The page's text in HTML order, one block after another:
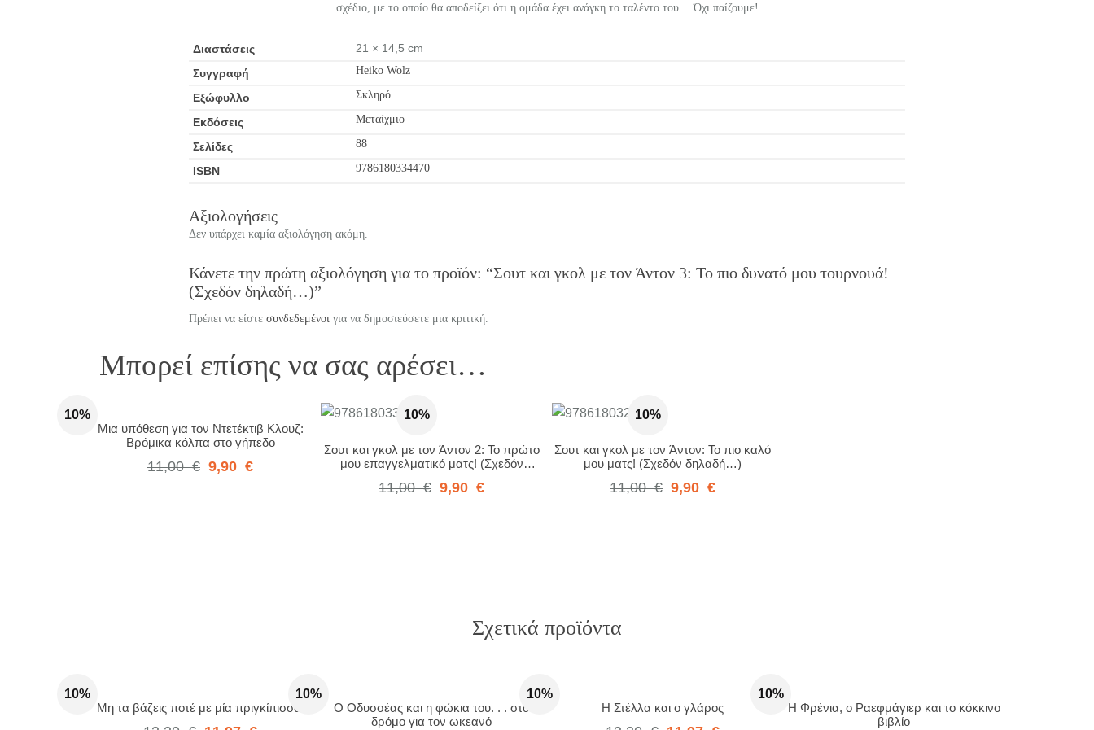
σχέδιο, με το οποίο θα αποδείξει ότι η ομάδα έχει ανάγκη το ταλέντο του… Όχι παίζουμε!
Διαστάσεις
21 × 14,5 cm
Συγγραφή
Heiko Wolz
Εξώφυλλο Σκληρό
Εκδόσεις Μεταίχμιο
Σελίδες 88
ISBN 9786180334470
Αξιολογήσεις
Δεν υπάρχει καμία αξιολόγηση ακόμη.
Κάνετε την πρώτη αξιολόγηση για το προϊόν: “Σουτ και γκολ με τον Άντον 3: Το πιο δυνατό μου τουρνουά!
(Σχεδόν δηλαδή…)”
Πρέπει να είστε συνδεδεμένοι για να δημοσιεύσετε μια κριτική.
Μπορεί επίσης να σας αρέσει…
10%
Μια υπόθεση για τον Ντετέκτιβ Κλουζ:
Βρόμικα κόλπα στο γήπεδο
11,00 € 9,90 €
10%
Σουτ και γκολ με τον Άντον 2: Το πρώτο
μου επαγγελματικό ματς! (Σχεδόν
11,00 € 9,90 €
10%
Σουτ και γκολ με τον Άντον: Το πιο καλό
μου ματς! (Σχεδόν δηλαδή…)
11,00 € 9,90 €
Σχετικά προϊόντα
10%
Μη τα βάζεις ποτέ με μία πριγκίπισσα!
10%
Ο Οδυσσέας και η φώκια του. . . στο
δρόμο για τον ωκεανό
10%
Η Στέλλα και ο γλάρος
10%
Η Φρένια, ο Ραεφμάγιερ και το κόκκινο
βιβλίο